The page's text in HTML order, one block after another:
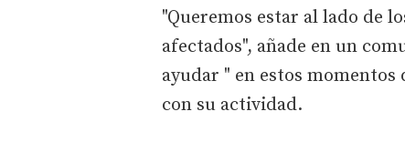
"Queremos estar al lado de
afectados", añade en un
ayudar " en estos
con su actividad.